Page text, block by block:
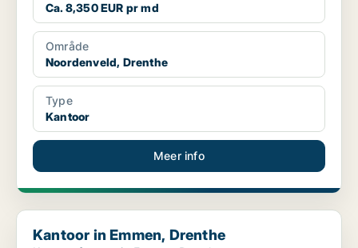
Ca. 8,350 EUR pr md
Område
Noordenveld, Drenthe
Type
Kantoor
Meer info
Kantoor in Emmen, Drenthe
Kantoor in Emmen, Drenthe